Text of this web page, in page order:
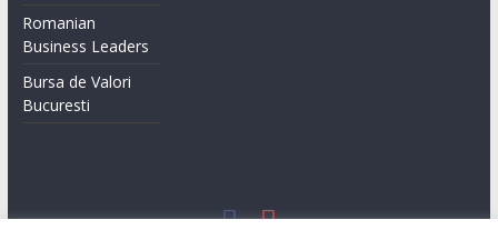
Romanian
Business Leaders
Bursa de Valori
Bucuresti